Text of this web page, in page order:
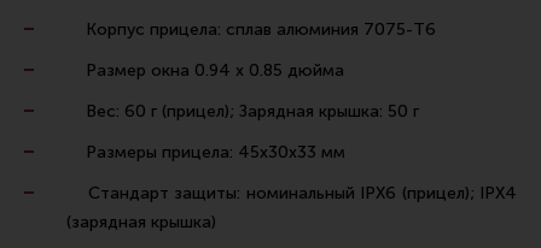
Подсумки
Перчатки
Разгрузочные системы и защита
Защита головы
Тактическая медицина
Корпус прицела: сплав алюминия 7075-T6
Размер окна 0.94 x 0.85 дюйма
Вес: 60 г (прицел); Зарядная крышка: 50 г
Размеры прицела: 45х30х33 мм
Стандарт защиты: номинальный IPX6 (прицел); IPX4
(зарядная крышка)